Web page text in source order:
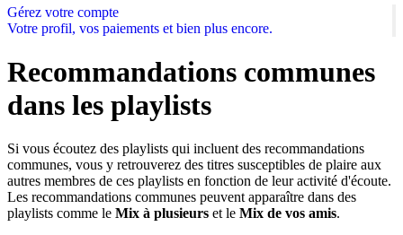
Gérez votre compte
Votre profil, vos paiements et bien plus encore.
Recommandations communes
dans les playlists
Si vous écoutez des playlists qui incluent des recommandations
communes, vous y retrouverez des titres susceptibles de plaire aux
autres membres de ces playlists en fonction de leur activité d'écoute.
Les recommandations communes peuvent apparaître dans des
playlists comme le Mix à plusieurs et le Mix de vos amis.